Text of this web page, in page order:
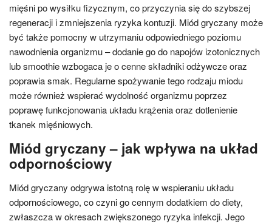
mięśni po wysiłku fizycznym, co przyczynia się do szybszej
regeneracji i zmniejszenia ryzyka kontuzji. Miód gryczany może
być także pomocny w utrzymaniu odpowiedniego poziomu
nawodnienia organizmu – dodanie go do napojów izotonicznych
lub smoothie wzbogaca je o cenne składniki odżywcze oraz
poprawia smak. Regularne spożywanie tego rodzaju miodu
może również wspierać wydolność organizmu poprzez
poprawę funkcjonowania układu krążenia oraz dotlenienie
tkanek mięśniowych.
Miód gryczany – jak wpływa na układ
odpornościowy
Miód gryczany odgrywa istotną rolę w wspieraniu układu
odpornościowego, co czyni go cennym dodatkiem do diety,
zwłaszcza w okresach zwiększonego ryzyka infekcji. Jego